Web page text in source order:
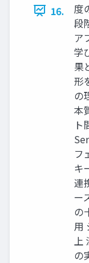
16.
度
段
ア
学
果
形
の
本
ト
フ
キ
連
ー
の
用
の